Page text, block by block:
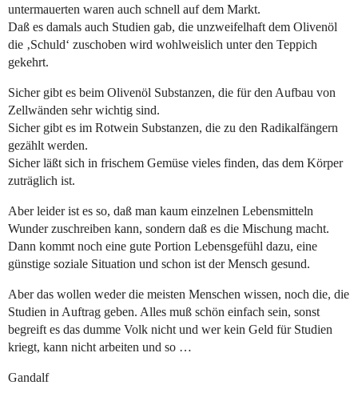
untermauerten waren auch schnell auf dem Markt.
Daß es damals auch Studien gab, die unzweifelhaft dem Olivenöl
die ‚Schuld‘ zuschoben wird wohlweislich unter den Teppich
gekehrt.
Sicher gibt es beim Olivenöl Substanzen, die für den Aufbau von
Zellwänden sehr wichtig sind.
Sicher gibt es im Rotwein Substanzen, die zu den Radikalfängern
gezählt werden.
Sicher läßt sich in frischem Gemüse vieles finden, das dem Körper
zuträglich ist.
Aber leider ist es so, daß man kaum einzelnen Lebensmitteln
Wunder zuschreiben kann, sondern daß es die Mischung macht.
Dann kommt noch eine gute Portion Lebensgefühl dazu, eine
günstige soziale Situation und schon ist der Mensch gesund.
Aber das wollen weder die meisten Menschen wissen, noch die, die
Studien in Auftrag geben. Alles muß schön einfach sein, sonst
begreift es das dumme Volk nicht und wer kein Geld für Studien
kriegt, kann nicht arbeiten und so …
Gandalf